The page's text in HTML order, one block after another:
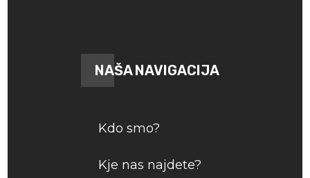
NAŠA NAVIGACIJA
Kdo smo?
Kje nas najdete?